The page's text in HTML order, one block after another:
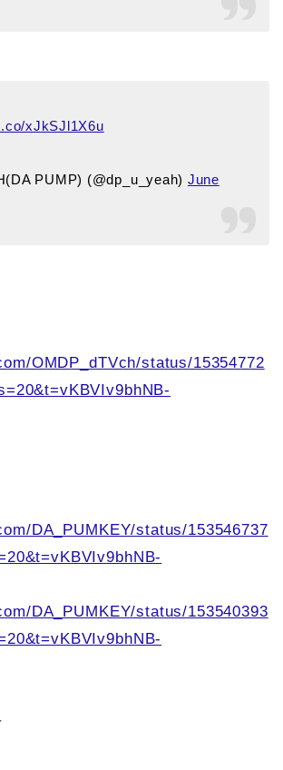
xJkSJl1X6u
PUMP) (@dp_u_yeah) June
OMDP_dTVch/status/15354772
DA_PUMKEY/status/153546737
DA_PUMKEY/status/153540393